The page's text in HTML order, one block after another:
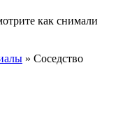
как снимали
» Соседство